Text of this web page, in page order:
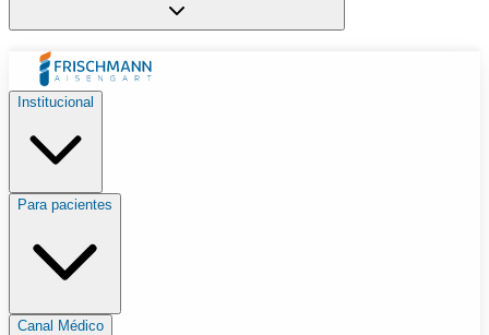
Institucional
Para pacientes
Canal Médico